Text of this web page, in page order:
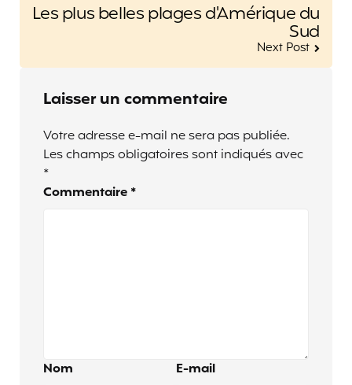
Les plus belles plages d'Amérique du
Sud
Next Post
Laisser un commentaire
Votre adresse e-mail ne sera pas publiée.
Les champs obligatoires sont indiqués avec
*
Commentaire *
Nom E-mail